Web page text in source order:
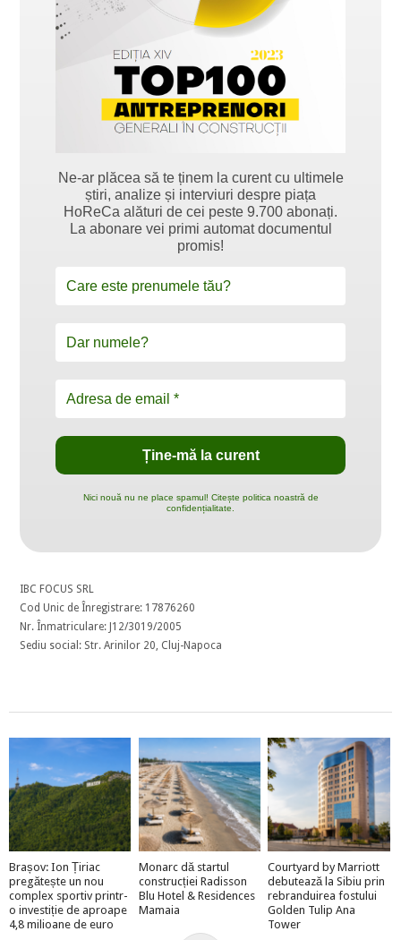
Ne-ar plăcea să te ținem la curent cu ultimele
știri, analize și interviuri despre piața
HoReCa alături de cei peste 9.700 abonați.
La abonare vei primi automat documentul
promis!
Nici nouă nu ne place spamul! Citește politica noastră de
confidențialitate.
IBC FOCUS SRL
Cod Unic de Înregistrare: 17876260
Nr. Înmatriculare: J12/3019/2005
Sediu social: Str. Arinilor 20, Cluj-Napoca
Brașov: Ion Țiriac
pregătește un nou
complex sportiv printr-
o investiție de aproape
4,8 milioane de euro
Monarc dă startul
construcției Radisson
Blu Hotel & Residences
Mamaia
Courtyard by Marriott
debutează la Sibiu prin
rebranduirea fostului
Golden Tulip Ana
Tower